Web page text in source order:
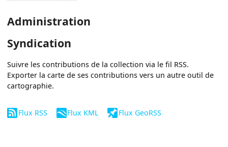
Administration
Syndication
Suivre les contributions de la collection via le fil RSS.
Exporter la carte de ses contributions vers un autre outil de
cartographie.
Flux RSS Flux KML Flux GeoRSS